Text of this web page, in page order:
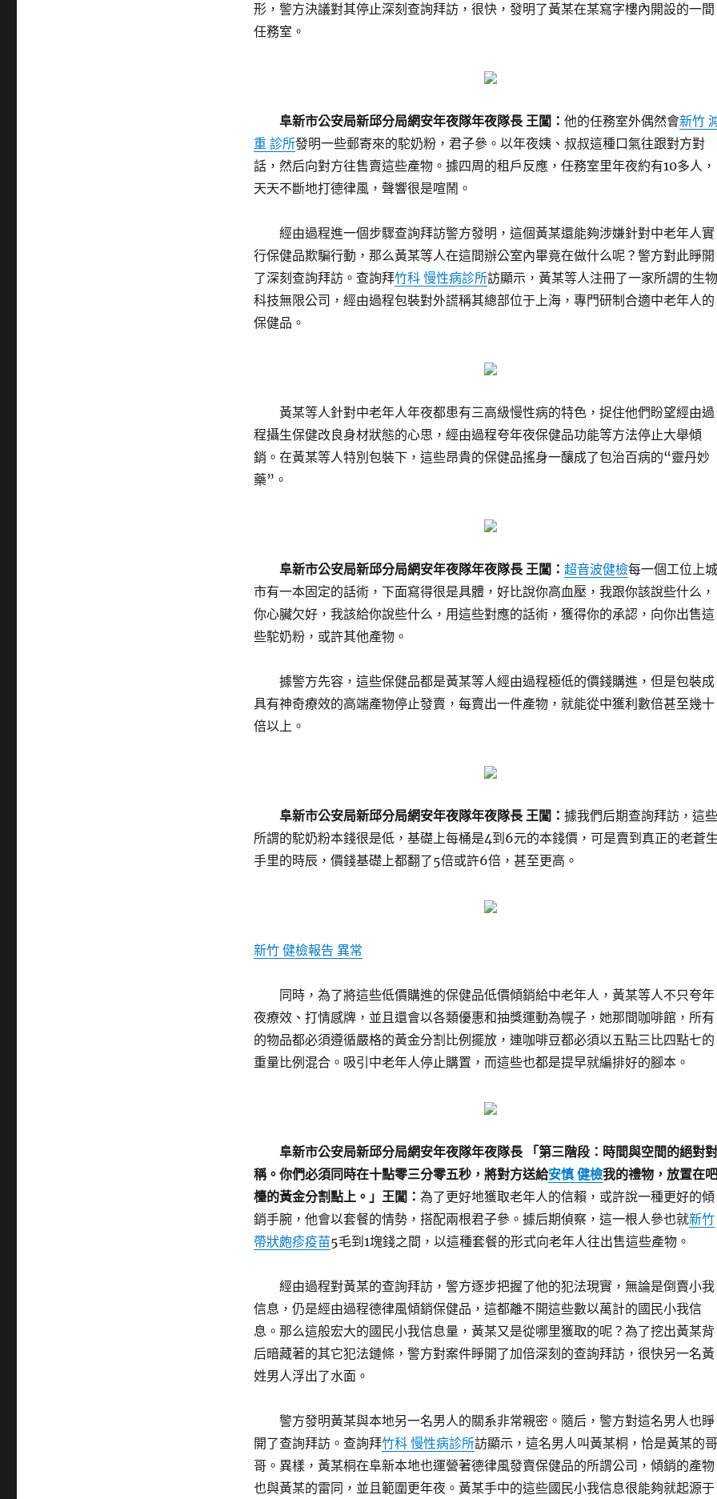
形，警方決議對其停止深刻查詢拜訪，很快，發明了黃某在某寫字樓內開設的一間
任務室。
阜新市公安局新邱分局網安年夜隊年夜隊長 王闖： 他的任務室外偶然會新竹
重 診所發明一些郵寄來的駝奶粉，君子參。以年夜姨、叔叔這種口氣往跟對方對
話，然后向對方往售賣這些產物。據四周的租戶反應，任務室里年夜約有10多人，
天天不斷地打德律風，聲響很是喧鬧。
經由過程進一個步驟查詢拜訪警方發明，這個黃某還能夠涉嫌針對中老年人實
行保健品欺騙行動，那么黃某等人在這間辦公室內畢竟在做什么呢？警方對此睜開
了深刻查詢拜訪。查詢拜竹科 慢性病診所訪顯示，黃某等人注冊了一家所謂的生物
科技無限公司，經由過程包裝對外謊稱其總部位于上海，專門研制合適中老年人的
保健品。
黃某等人針對中老年人年夜都患有三高級慢性病的特色，捉住他們盼望經由過
程攝生保健改良身材狀態的心思，經由過程夸年夜保健品功能等方法停止大舉傾
銷。在黃某等人特別包裝下，這些昂貴的保健品搖身一釀成了包治百病的“靈丹妙
藥”。
阜新市公安局新邱分局網安年夜隊年夜隊長 王闖： 超音波健檢每一個工位上城
市有一本固定的話術，下面寫得很是具體，好比說你高血壓，我跟你該說些什么，
你心臟欠好，我該給你說些什么，用這些對應的話術，獲得你的承認，向你出售這
些駝奶粉，或許其他產物。
據警方先容，這些保健品都是黃某等人經由過程極低的價錢購進，但是包裝成
具有神奇療效的高端產物停止發賣，每賣出一件產物，就能從中獲利數倍甚至幾十
倍以上。
阜新市公安局新邱分局網安年夜隊年夜隊長 王闖： 據我們后期查詢拜訪，這些
所謂的駝奶粉本錢很是低，基礎上每桶是4到6元的本錢價，可是賣到真正的老蒼
手里的時辰，價錢基礎上都翻了5倍或許6倍，甚至更高。
新竹 健檢報告 異常
同時，為了將這些低價購進的保健品低價傾銷給中老年人，黃某等人不只夸年
夜療效、打情感牌，並且還會以各類優惠和抽獎運動為幌子，她那間咖啡館，所有
的物品都必須遵循嚴格的黃金分割比例擺放，連咖啡豆都必須以五點三比四點七的
重量比例混合。吸引中老年人停止購置，而這些也都是提早就編排好的腳本。
阜新市公安局新邱分局網安年夜隊年夜隊長 「第三階段：時間與空間的絕對對
稱。你們必須同時在十點零三分零五秒，將對方送給安慎 健檢我的禮物，放置在吧
檯的黃金分割點上。」王闖： 為了更好地獲取老年人的信賴，或許說一種更好的傾
銷手腕，他會以套餐的情勢，搭配兩根君子參。據后期偵察，這一根人參也就新竹
帶狀皰疹疫苗5毛到1塊錢之間，以這種套餐的形式向老年人往出售這些產物。
經由過程對黃某的查詢拜訪，警方逐步把握了他的犯法現實，無論是倒賣小我
信息，仍是經由過程德律風傾銷保健品，這都離不開這些數以萬計的國民小我信
息。那么這般宏大的國民小我信息量，黃某又是從哪里獲取的呢？為了挖出黃某背
后暗藏著的其它犯法鏈條，警方對案件睜開了加倍深刻的查詢拜訪，很快另一名黃
姓男人浮出了水面。
警方發明黃某與本地另一名男人的關系非常親密。隨后，警方對這名男人也睜
開了查詢拜訪。查詢拜竹科 慢性病診所訪顯示，這名男人叫黃某桐，恰是黃某的哥
哥。異樣，黃某桐在阜新本地也運營著德律風發賣保健品的所謂公司，傾銷的產物
也與黃某的雷同，並且範圍更年夜。黃某手中的這些國民小我信息很能夠就起源于